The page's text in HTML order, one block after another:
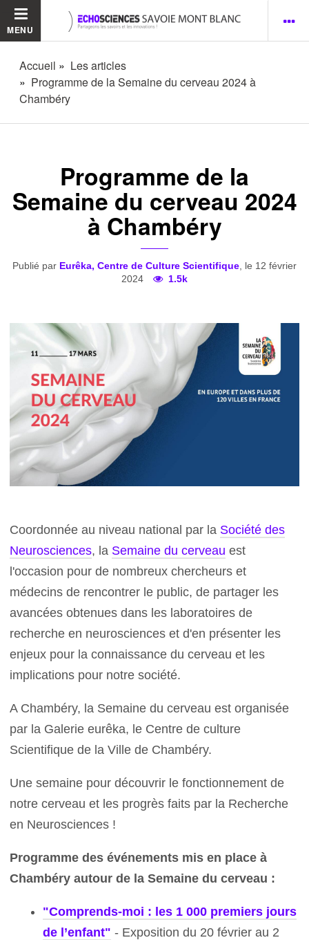
MENU
Accueil
Les articles
Programme de la Semaine du cerveau 2024 à
Chambéry
Programme de la
Semaine du cerveau 2024
à Chambéry
Publié par Eurêka, Centre de Culture Scientifique , le 12 février
2024
1.5k
Coordonnée au niveau national par la Société des
Neurosciences, la Semaine du cerveau est
l'occasion pour de nombreux chercheurs et
médecins de rencontrer le public, de partager les
avancées obtenues dans les laboratoires de
recherche en neurosciences et d'en présenter les
enjeux pour la connaissance du cerveau et les
implications pour notre société.
A Chambéry, la Semaine du cerveau est organisée
par la Galerie eurêka, le Centre de culture
Scientifique de la Ville de Chambéry.
Une semaine pour découvrir le fonctionnement de
notre cerveau et les progrès faits par la Recherche
en Neurosciences !
Programme des événements mis en place à
Chambéry autour de la Semaine du cerveau :
"Comprends-moi : les 1 000 premiers jours
de l’enfant" - Exposition du 20 février au 2